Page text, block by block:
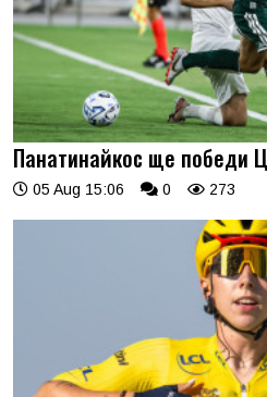
Панатинайкос ще победи
05 Aug 15:06 0 273